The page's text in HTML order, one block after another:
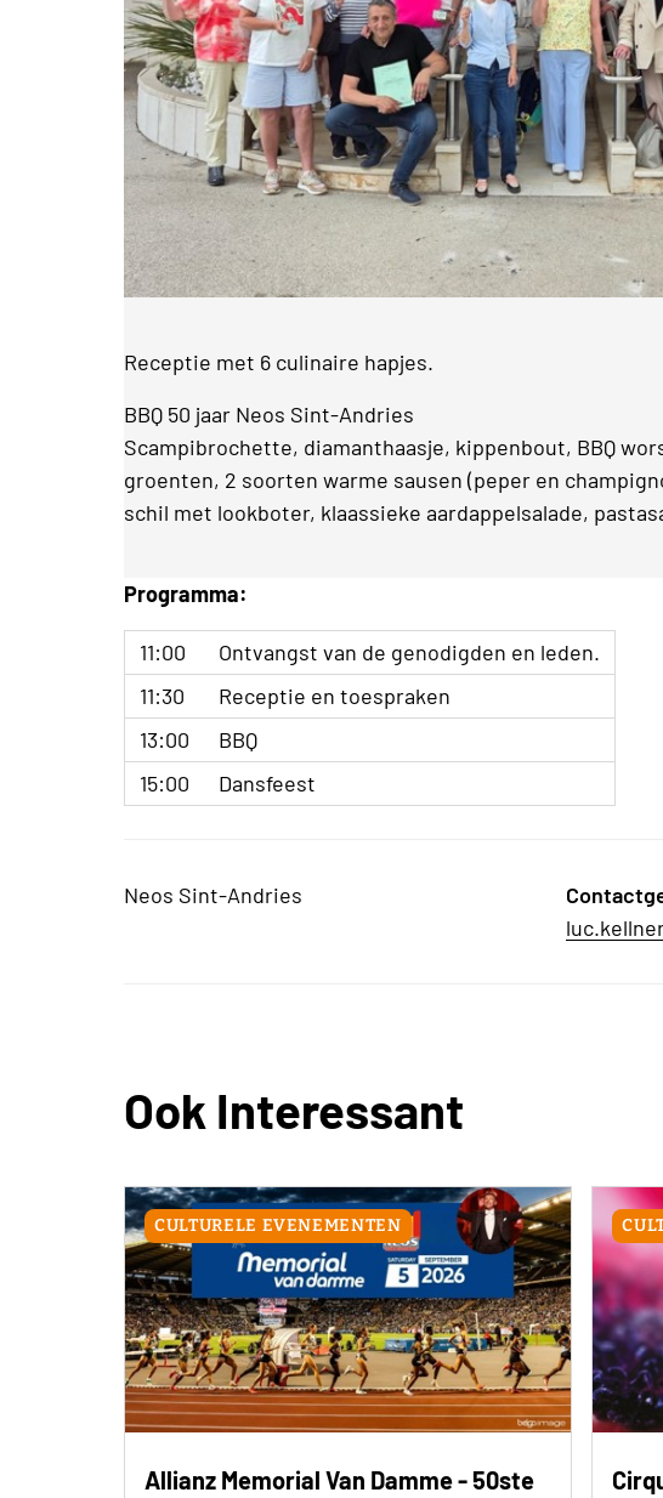
Receptie met 6 culinaire hapjes.
BBQ 50 jaar Neos Sint-Andries
Scampibrochette, diamanthaasje, kippenbout, BBQ
groenten, 2 soorten warme sausen (peper en
schil met lookboter, klaassieke aardappelsalade,
Programma:
11:00
Ontvangst van de genodigden en leden.
11:30
Receptie en toespraken
13:00
BBQ
15:00
Dansfeest
Neos Sint-Andries
Ook Interessant
CULTURELE EVENEMENTEN
Allianz Memorial Van Damme - 50ste